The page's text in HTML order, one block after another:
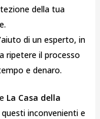
della tua
di un esperto, in
ripetere il processo
e denaro.
La Casa della
inconvenienti e